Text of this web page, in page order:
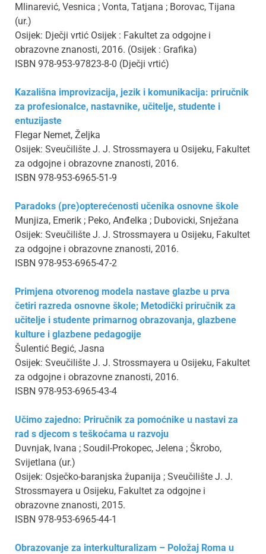
Mlinarević, Vesnica ; Vonta, Tatjana ; Borovac, Tijana
(ur.)
Osijek: Dječji vrtić Osijek : Fakultet za odgojne i
obrazovne znanosti, 2016. (Osijek : Grafika)
ISBN 978-953-97823-8-0 (Dječji vrtić)
Kazališna improvizacija, jezik i komunikacija: priručnik
za profesionalce, nastavnike, učitelje, studente i
entuzijaste
Flegar Nemet, Željka
Osijek: Sveučilište J. J. Strossmayera u Osijeku, Fakultet
za odgojne i obrazovne znanosti, 2016.
ISBN 978-953-6965-51-9
Paradoks (pre)opterećenosti učenika osnovne škole
Munjiza, Emerik ; Peko, Anđelka ; Dubovicki, Snježana
Osijek: Sveučilište J. J. Strossmayera u Osijeku, Fakultet
za odgojne i obrazovne znanosti, 2016.
ISBN 978-953-6965-47-2
Primjena otvorenog modela nastave glazbe u prva
četiri razreda osnovne škole; Metodički priručnik za
učitelje i studente primarnog obrazovanja, glazbene
kulture i glazbene pedagogije
Šulentić Begić, Jasna
Osijek: Sveučilište J. J. Strossmayera u Osijeku, Fakultet
za odgojne i obrazovne znanosti, 2016.
ISBN 978-953-6965-43-4
Učimo zajedno: Priručnik za pomoćnike u nastavi za
rad s djecom s teškoćama u razvoju
Duvnjak, Ivana ; Soudil-Prokopec, Jelena ; Škrobo,
Svijetlana (ur.)
Osijek: Osječko-baranjska županija ; Sveučilište J. J.
Strossmayera u Osijeku, Fakultet za odgojne i
obrazovne znanosti, 2015.
ISBN 978-953-6965-44-1
Obrazovanje za interkulturalizam – Položaj Roma u